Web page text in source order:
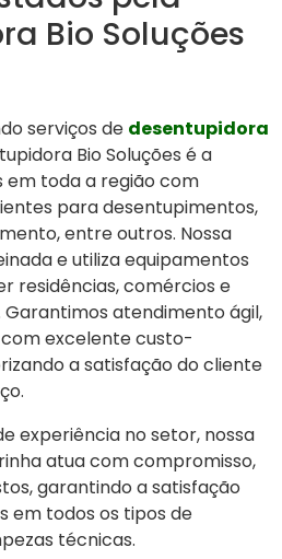
Bio Soluções
serviços de desentupidora
Bio Soluções é a
em toda a região com
para desentupimentos,
entre outros. Nossa
e utiliza equipamentos
residências, comércios e
Garantimos atendimento ágil,
excelente custo-
a satisfação do cliente
experiência no setor, nossa
atua com compromisso,
garantindo a satisfação
em todos os tipos de
técnicas.